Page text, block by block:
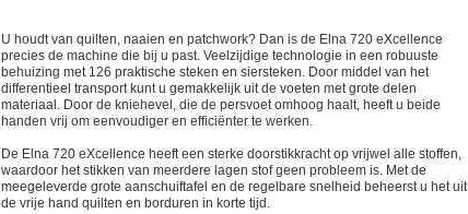
U houdt van quilten, naaien en patchwork? Dan is de Elna 720 eXcellence
precies de machine die bij u past. Veelzijdige technologie in een robuuste
behuizing met 126 praktische steken en siersteken. Door middel van het
differentieel transport kunt u gemakkelijk uit de voeten met grote delen
materiaal. Door de kniehevel, die de persvoet omhoog haalt, heeft u beide
handen vrij om eenvoudiger en efficiënter te werken.
De Elna 720 eXcellence heeft een sterke doorstikkracht op vrijwel alle stoffen,
waardoor het stikken van meerdere lagen stof geen probleem is. Met de
meegeleverde grote aanschuiftafel en de regelbare snelheid beheerst u het uit
de vrije hand quilten en borduren in korte tijd.